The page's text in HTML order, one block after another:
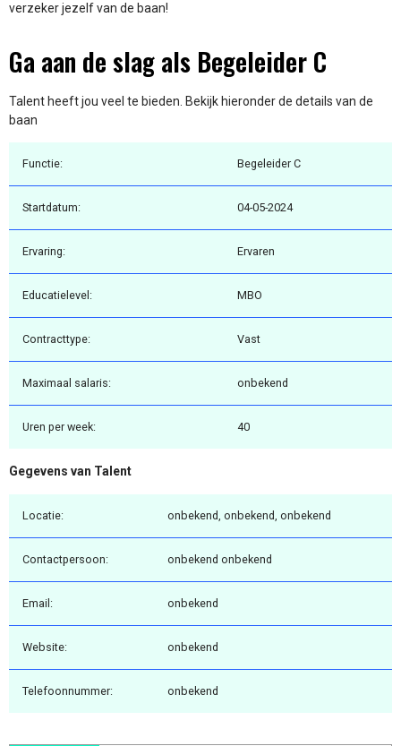
verzeker jezelf van de baan!
Ga aan de slag als Begeleider C
Talent heeft jou veel te bieden. Bekijk hieronder de details van de
baan
Functie: Begeleider C
Startdatum: 04-05-2024
Ervaring: Ervaren
Educatielevel: MBO
Contracttype: Vast
Maximaal salaris: onbekend
Uren per week: 40
Gegevens van Talent
Locatie: onbekend, onbekend, onbekend
Contactpersoon: onbekend onbekend
Email: onbekend
Website: onbekend
Telefoonnummer: onbekend